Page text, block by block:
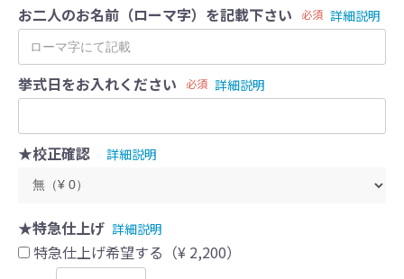
お二人のお名前（ローマ字）を記載下さい 必須 詳細説明
挙式日をお入れください 必須 詳細説明
★校正確認 詳細説明
★特急仕上げ 詳細説明
特急仕上げ希望する（¥ 2,200）